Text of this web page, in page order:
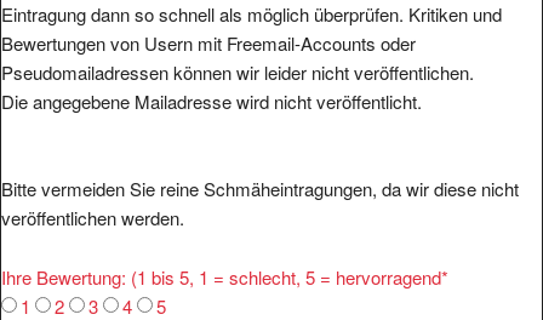
Eintragung dann so schnell als möglich überprüfen. Kritiken und
Bewertungen von Usern mit Freemail-Accounts oder
Pseudomailadressen können wir leider nicht veröffentlichen.
Die angegebene Mailadresse wird nicht veröffentlicht.
Bitte vermeiden Sie reine Schmäheintragungen, da wir diese nicht
veröffentlichen werden.
Ihre Bewertung: (1 bis 5, 1 = schlecht, 5 = hervorragend*
1
2 3 4
5